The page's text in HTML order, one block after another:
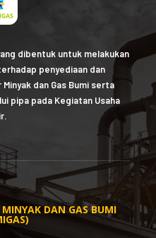
dibentuk untuk melakukan
penyediaan dan
dan Gas Bumi serta
pipa pada Kegiatan Usaha
DAN GAS BUMI